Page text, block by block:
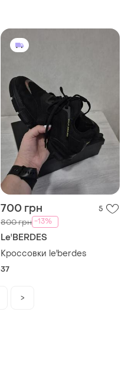
700 грн 5
800 грн -13%
Le'BERDES
Кроссовки le'berdes
37
>